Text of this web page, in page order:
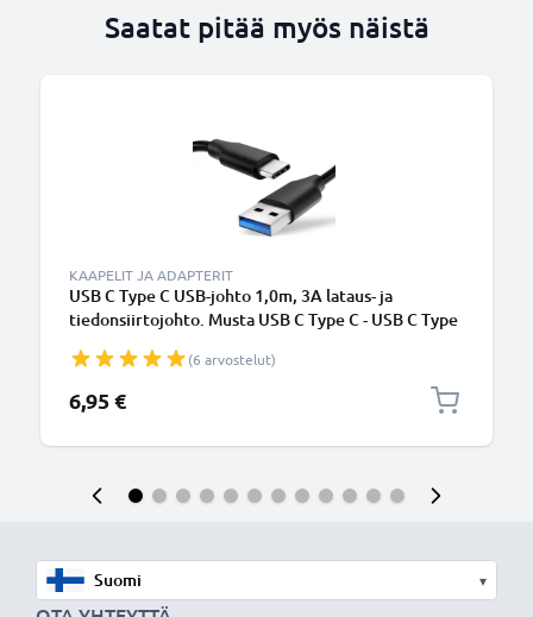
Saatat pitää myös näistä
KAAPELIT JA ADAPTERIT
USB C Type C USB-johto 1,0m, 3A lataus- ja
tiedonsiirtojohto. Musta USB C Type C - USB C Type
(6 arvostelut)
6,95 €
▾